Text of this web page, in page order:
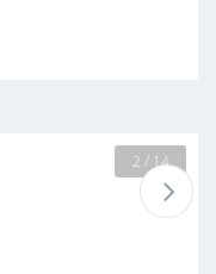
2 / 14